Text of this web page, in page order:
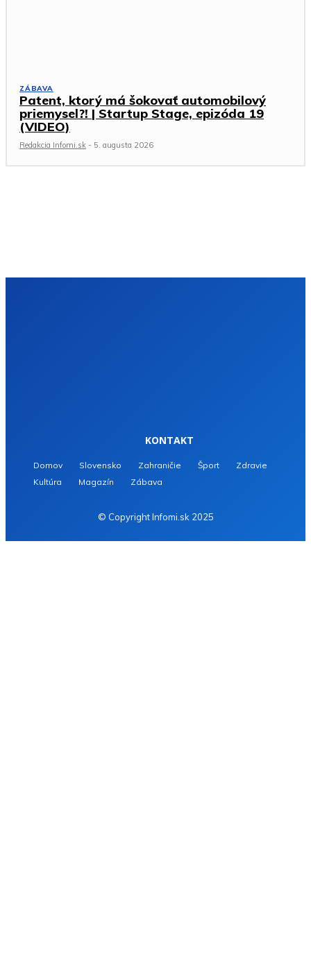
ZÁBAVA
Patent, ktorý má šokovať automobilový
priemysel?! | Startup Stage, epizóda 19
(VIDEO)
Redakcia Infomi.sk - 5. augusta 2026
KONTAKT
Domov Slovensko Zahraničie Šport
Zdravie
Kultúra
Magazín Zábava
© Copyright Infomi.sk 2025